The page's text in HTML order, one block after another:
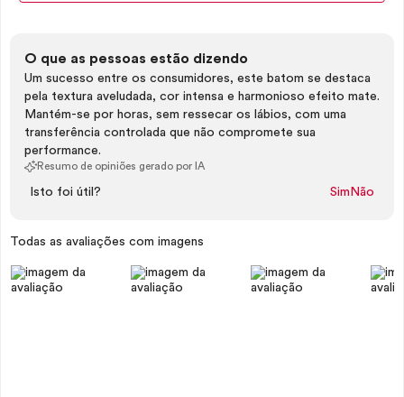
O que as pessoas estão dizendo
Um sucesso entre os consumidores, este batom se destaca
pela textura aveludada, cor intensa e harmonioso efeito mate.
Mantém-se por horas, sem ressecar os lábios, com uma
transferência controlada que não compromete sua
performance.
Resumo de opiniões gerado por IA
Isto foi útil? Sim Não
Todas as avaliações com imagens